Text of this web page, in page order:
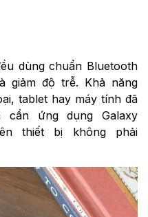
dùng chuẩn Bluetooth
giảm độ trễ. Khả năng
tablet hay máy tính đã
ứng dụng Galaxy
thiết bị không phải